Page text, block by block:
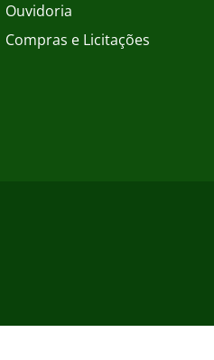
Ouvidoria
Compras e Licitações